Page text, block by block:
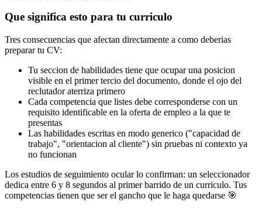
Que significa esto para tu curriculo
Tres consecuencias que afectan directamente a como deberias
preparar tu CV:
Tu seccion de habilidades tiene que ocupar una posicion
visible en el primer tercio del documento, donde el ojo del
reclutador aterriza primero
Cada competencia que listes debe corresponderse con un
requisito identificable en la oferta de empleo a la que te
presentas
Las habilidades escritas en modo generico ("capacidad de
trabajo", "orientacion al cliente") sin pruebas ni contexto ya
no funcionan
Los estudios de seguimiento ocular lo confirman: un seleccionador
dedica entre 6 y 8 segundos al primer barrido de un curriculo. Tus
competencias tienen que ser el gancho que le haga quedarse 🎯